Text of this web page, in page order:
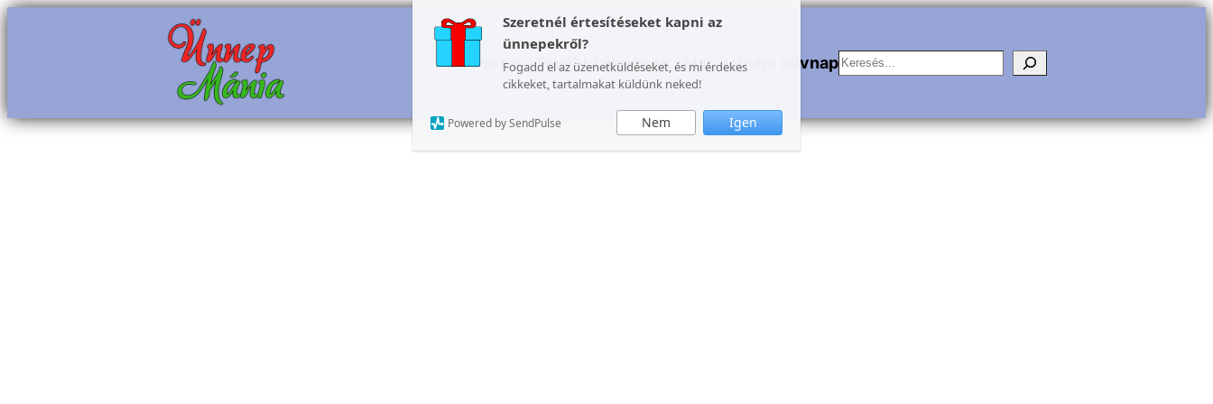
Szeretnél értesítéseket kapni az
ünnepekről?
Fogadd el az üzenetküldéseket, és mi érdekes
cikkeket, tartalmakat küldünk neked!
Nem Igen
Powered by SendPulse
Ugrás
Karácsony További ünnepek Mai, holnapi névnapKeresés